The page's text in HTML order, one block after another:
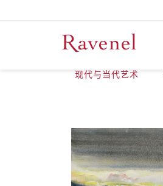
现代与当代艺术